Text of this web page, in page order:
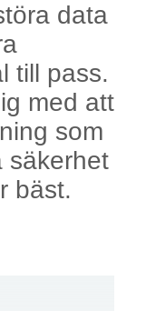
data
till pass.
med att
som
säkerhet
bäst.